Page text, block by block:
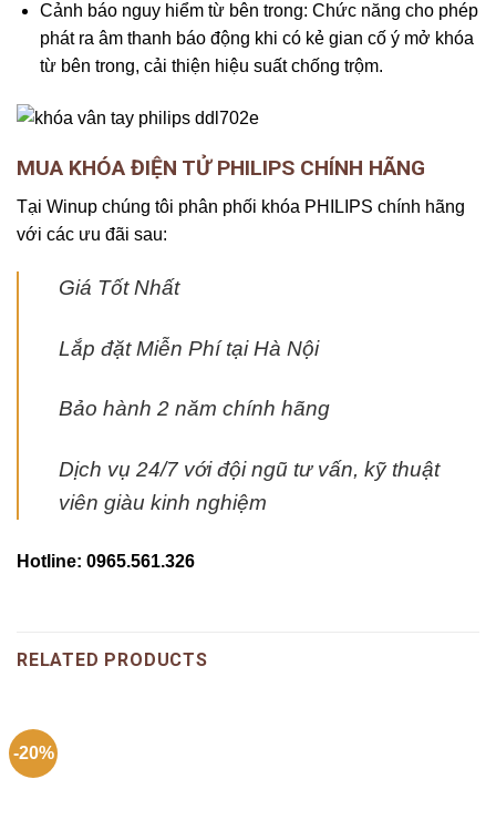
Cảnh báo nguy hiểm từ bên trong: Chức năng cho phép
phát ra âm thanh báo động khi có kẻ gian cố ý mở khóa
từ bên trong, cải thiện hiệu suất chống trộm.
MUA KHÓA ĐIỆN TỬ PHILIPS CHÍNH HÃNG
Tại Winup chúng tôi phân phối khóa PHILIPS chính hãng
với các ưu đãi sau:
Giá Tốt Nhất
Lắp đặt Miễn Phí tại Hà Nội
Bảo hành 2 năm chính hãng
Dịch vụ 24/7 với đội ngũ tư vấn, kỹ thuật
viên giàu kinh nghiệm
Hotline: 0965.561.326
RELATED PRODUCTS
-20%